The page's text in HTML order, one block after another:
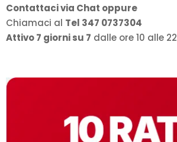
Contattaci via Chat oppure
Chiamaci al Tel 347 0737304
Attivo 7 giorni su 7 dalle ore 10 alle 22